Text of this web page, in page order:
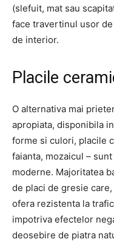
(slefuit, mat sau
face travertinul usor
de interior.
Placile
O alternativa mai
apropiata, disponibila
forme si culori, placile
faianta, mozaicul –
moderne. Majoritatea
de placi de gresie
ofera rezistenta la
impotriva efectelor
deosebire de piatra